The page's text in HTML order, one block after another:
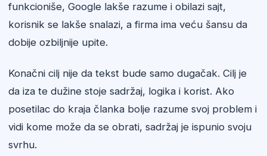
funkcioniše, Google lakše razume i obilazi sajt,
korisnik se lakše snalazi, a firma ima veću šansu da
dobije ozbiljnije upite.
Konačni cilj nije da tekst bude samo dugačak. Cilj je
da iza te dužine stoje sadržaj, logika i korist. Ako
posetilac do kraja članka bolje razume svoj problem i
vidi kome može da se obrati, sadržaj je ispunio svoju
svrhu.